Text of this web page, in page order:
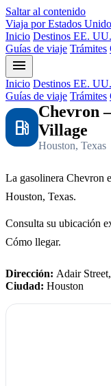
Saltar al contenido
Viaja por Estados
Inicio Destinos EE. UU.
Guías de viaje Trámites
menu
Inicio Destinos EE. UU.
Guías de viaje Trámites
local_gas_station
Chevron
Village
Houston, Texas
La gasolinera Chevron
Houston, Texas.
Consulta su ubicación
Cómo llegar.
Dirección: Adair
Ciudad: Houston